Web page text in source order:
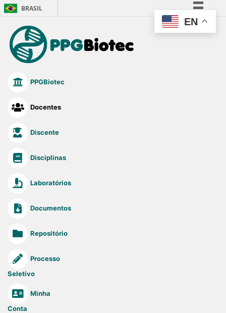
EN
BRASIL
Simplifique!
PPGBiotec
Docentes
Discente
Disciplinas
Laboratórios
Documentos
Repositório
Processo
Seletivo
Minha
Conta